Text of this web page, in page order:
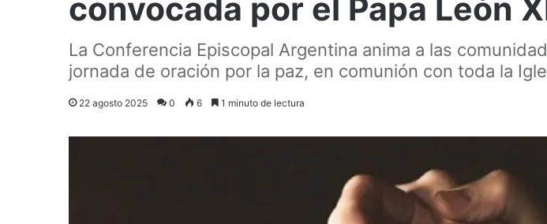
convocada por el Papa León
La Conferencia Episcopal Argentina anima a las
jornada de oración por la paz, en comunión con toda la
22 agosto 2025 0 6 1 minuto de lectura